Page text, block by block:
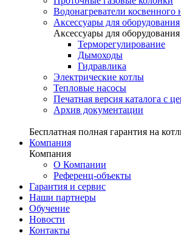
Водонагреватели косвенного
Аксессуары для оборудования
Аксессуары для оборудования
Терморегулирование
Дымоходы
Гидравлика
Электрические котлы
Тепловые насосы
Печатная версия каталога с
Архив документации
Бесплатная полная гарантия на
Компания
Компания
О Компании
Референц-объекты
Гарантия и сервис
Наши партнеры
Обучение
Новости
Контакты